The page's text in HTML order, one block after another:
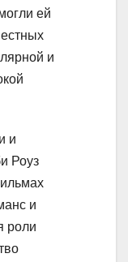
ей
и
и
Роуз
и
роли